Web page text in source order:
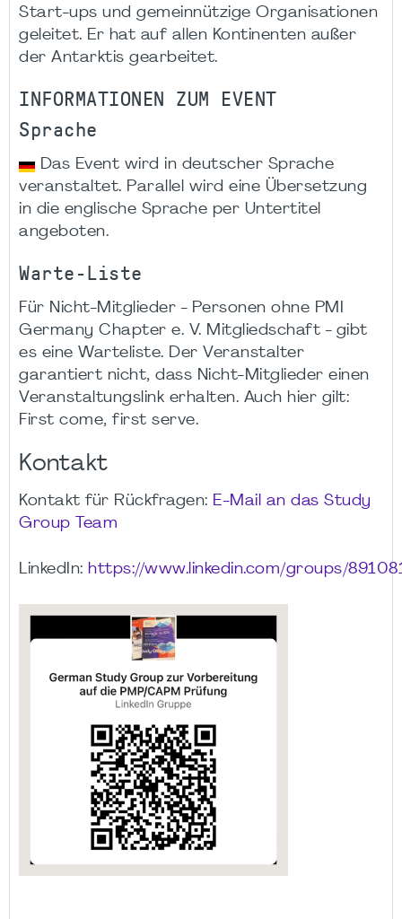
Start-ups und gemeinnützige Organisationen
geleitet. Er hat auf allen Kontinenten außer
der Antarktis gearbeitet.
INFORMATIONEN ZUM EVENT
Sprache
Das Event wird in deutscher Sprache
veranstaltet. Parallel wird eine Übersetzung
in die englische Sprache per Untertitel
angeboten.
Warte-Liste
Für Nicht-Mitglieder - Personen ohne PMI
Germany Chapter e. V. Mitgliedschaft - gibt
es eine Warteliste. Der Veranstalter
garantiert nicht, dass Nicht-Mitglieder einen
Veranstaltungslink erhalten. Auch hier gilt:
First come, first serve.
Kontakt
Kontakt für Rückfragen: E-Mail an das Study
Group Team
LinkedIn: https://www.linkedin.com/groups/